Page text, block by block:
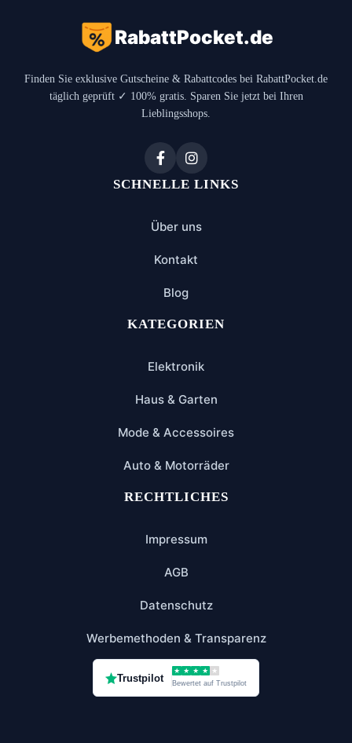
RabattPocket.de
Finden Sie exklusive Gutscheine & Rabattcodes bei RabattPocket.de
täglich geprüft ✓ 100% gratis. Sparen Sie jetzt bei Ihren
Lieblingsshops.
SCHNELLE LINKS
Über uns
Kontakt
Blog
KATEGORIEN
Elektronik
Haus & Garten
Mode & Accessoires
Auto & Motorräder
RECHTLICHES
Impressum
AGB
Datenschutz
Werbemethoden & Transparenz
Trustpilot
★ ★ ★ ★ ★
Bewertet auf Trustpilot